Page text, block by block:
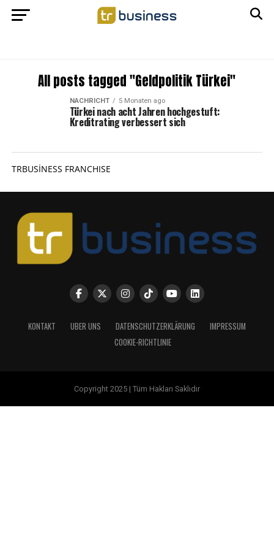
All posts tagged "Geldpolitik Türkei"
NACHRICHT 5 Monaten ago
Türkei nach acht Jahren hochgestuft:
Kreditrating verbessert sich
TRBUSİNESS FRANCHISE
KONTAKT UBER UNS DATENSCHUTZERKLÄRUNG
IMPRESSUM
COOKIE-RICHTLINIE
Copyright 2025 | Tüm Hakları Saklıdır